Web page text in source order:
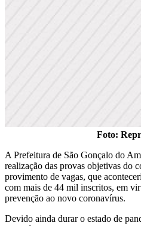
Foto:
A Prefeitura de São Gonçalo do
realização das provas objetivas do
provimento de vagas, que
com mais de 44 mil inscritos, em
prevenção ao novo coronavírus.
Devido ainda durar o estado de